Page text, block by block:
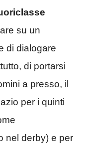
su un
di dialogare
di portarsi
a presso, il
per i quinti
nel derby) e per